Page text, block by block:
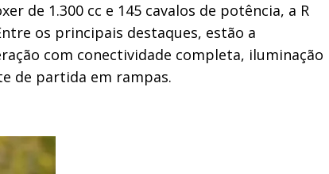
de 1.300 cc e 145 cavalos de potência, a R
os principais destaques, estão a
com conectividade completa, iluminação
de partida em rampas.